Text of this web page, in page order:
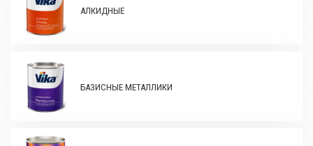
АЛКИДНЫЕ
БАЗИСНЫЕ МЕТАЛЛИКИ